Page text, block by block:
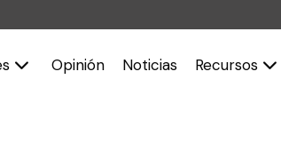
Opinión Noticias Recursos